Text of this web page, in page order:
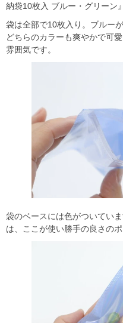
納袋10枚入 ブルー・グリーン
袋は全部で10枚入り。ブルー
どちらのカラーも爽やかで可
雰囲気です。
袋のベースには色がついてい
は、ここが使い勝手の良さのポ